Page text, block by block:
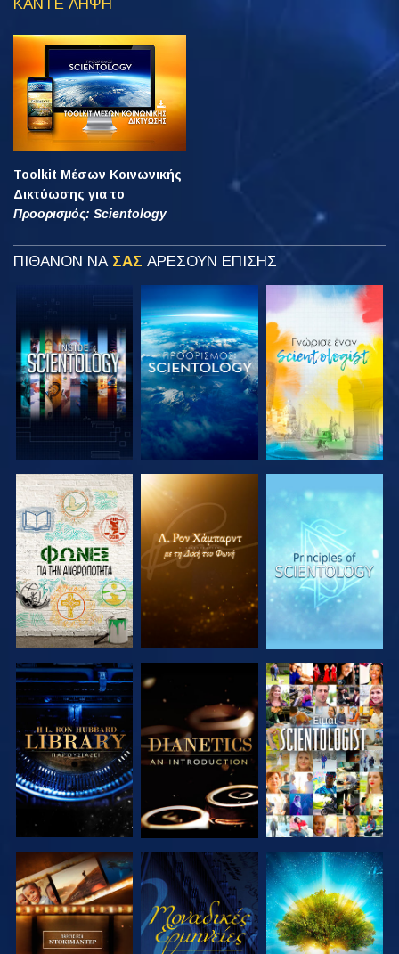
ΚΑΝΤΕ ΛΗΨΗ
Toolkit Μέσων Κοινωνικής
Δικτύωσης για το
Προορισμός: Scientology
ΠΙΘΑΝΟΝ ΝΑ ΣΑΣ ΑΡΕΣΟΥΝ ΕΠΙΣΗΣ
ΕΞΕΡΕΥΝΗΣΤΕ
ΤΗ ΣΕΙΡΑ
ΕΞΕΡΕΥΝΗΣΤΕ
ΤΗ ΣΕΙΡΑ
ΕΞΕΡΕΥΝΗΣΤΕ
ΤΗ ΣΕΙΡΑ
ΕΞΕΡΕΥΝΗΣΤΕ
ΤΗ ΣΕΙΡΑ
ΕΞΕΡΕΥΝΗΣΤΕ
ΤΗ ΣΕΙΡΑ
ΠΑΡΑΚΟΛΟΥΘΗΣΤΕ
ΕΞΕΡΕΥΝΗΣΤΕ
ΤΗ ΣΕΙΡΑ
ΠΑΡΑΚΟΛΟΥΘΗΣΤΕ
ΕΞΕΡΕΥΝΗΣΤΕ
ΤΗ ΣΕΙΡΑ